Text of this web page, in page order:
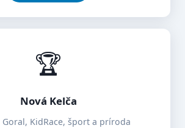
🏆
Nová Kelča
Goral, KidRace, šport a príroda